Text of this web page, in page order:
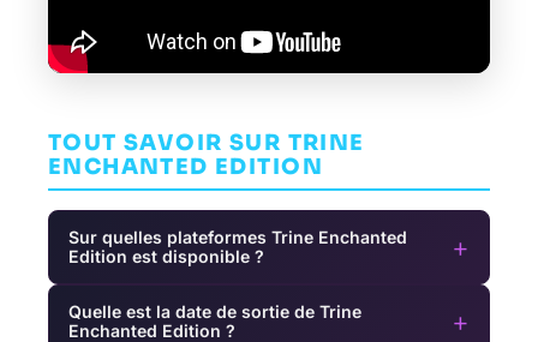
TOUT SAVOIR SUR TRINE
ENCHANTED EDITION
Sur quelles plateformes Trine Enchanted
Edition est disponible ?
+
Quelle est la date de sortie de Trine
Enchanted Edition ?
+